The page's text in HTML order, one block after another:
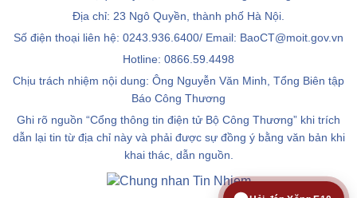
Địa chỉ: 23 Ngô Quyền, thành phố Hà Nội.
Số điện thoại liên hệ: 0243.936.6400/ Email: BaoCT@moit.gov.vn
Hotline: 0866.59.4498
Chịu trách nhiệm nội dung: Ông Nguyễn Văn Minh, Tổng Biên tập
Báo Công Thương
Ghi rõ nguồn “Cổng thông tin điện tử Bộ Công Thương” khi trích
dẫn lại tin từ địa chỉ này và phải được sự đồng ý bằng văn bản khi
khai thác, dẫn nguồn.